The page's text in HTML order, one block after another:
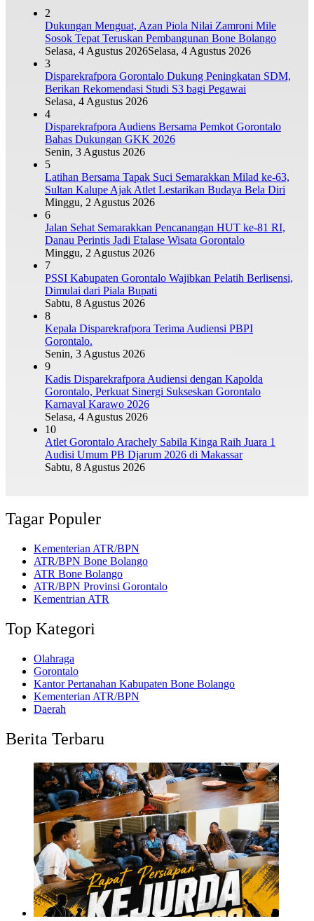
2
Dukungan Menguat, Azan Piola Nilai Zamroni Mile
Sosok Tepat Teruskan Pembangunan Bone Bolango
Selasa, 4 Agustus 2026Selasa, 4 Agustus 2026
3
Disparekrafpora Gorontalo Dukung Peningkatan SDM,
Berikan Rekomendasi Studi S3 bagi Pegawai
Selasa, 4 Agustus 2026
4
Disparekrafpora Audiens Bersama Pemkot Gorontalo
Bahas Dukungan GKK 2026
Senin, 3 Agustus 2026
5
Latihan Bersama Tapak Suci Semarakkan Milad ke-63,
Sultan Kalupe Ajak Atlet Lestarikan Budaya Bela Diri
Minggu, 2 Agustus 2026
6
Jalan Sehat Semarakkan Pencanangan HUT ke-81 RI,
Danau Perintis Jadi Etalase Wisata Gorontalo
Minggu, 2 Agustus 2026
7
PSSI Kabupaten Gorontalo Wajibkan Pelatih Berlisensi,
Dimulai dari Piala Bupati
Sabtu, 8 Agustus 2026
8
Kepala Disparekrafpora Terima Audiensi PBPI
Gorontalo.
Senin, 3 Agustus 2026
9
Kadis Disparekrafpora Audiensi dengan Kapolda
Gorontalo, Perkuat Sinergi Sukseskan Gorontalo
Karnaval Karawo 2026
Selasa, 4 Agustus 2026
10
Atlet Gorontalo Arachely Sabila Kinga Raih Juara 1
Audisi Umum PB Djarum 2026 di Makassar
Sabtu, 8 Agustus 2026
Tagar Populer
Kementerian ATR/BPN
ATR/BPN Bone Bolango
ATR Bone Bolango
ATR/BPN Provinsi Gorontalo
Kementrian ATR
Top Kategori
Olahraga
Gorontalo
Kantor Pertanahan Kabupaten Bone Bolango
Kementerian ATR/BPN
Daerah
Berita Terbaru